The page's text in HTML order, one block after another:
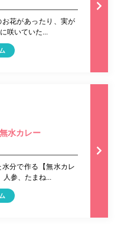
花があったり、実が
咲いていた...
水カレー
分で作る【無水カレ
人参、たまね...